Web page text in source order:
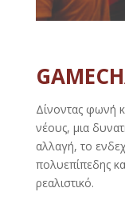
Δίνοντας φωνή
νέους, μια
αλλαγή, το
πολυεπίπεδης
ρεαλιστικό.